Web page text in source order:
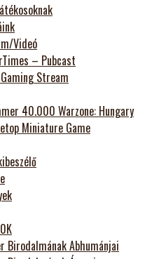
Videó
– Pubcast
Stream
40.000 Warzone: Hungary
Miniature Game
Birodalmának Abhumánjai